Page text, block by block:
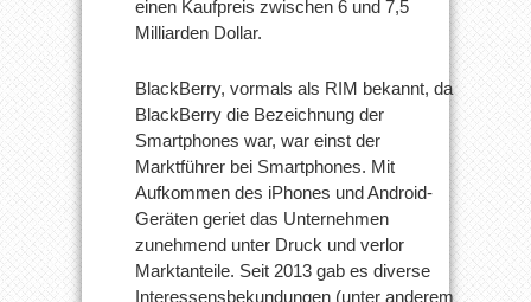
einen Kaufpreis zwischen 6 und 7,5
Milliarden Dollar.
BlackBerry, vormals als RIM bekannt, da
BlackBerry die Bezeichnung der
Smartphones war, war einst der
Marktführer bei Smartphones. Mit
Aufkommen des iPhones und Android-
Geräten geriet das Unternehmen
zunehmend unter Druck und verlor
Marktanteile. Seit 2013 gab es diverse
Interessensbekundungen (unter anderem